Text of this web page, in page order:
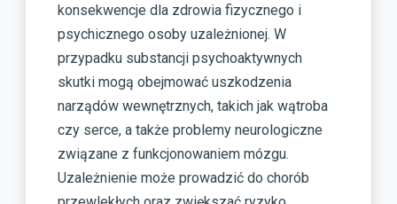
konsekwencje dla zdrowia fizycznego i
psychicznego osoby uzależnionej. W
przypadku substancji psychoaktywnych
skutki mogą obejmować uszkodzenia
narządów wewnętrznych, takich jak wątroba
czy serce, a także problemy neurologiczne
związane z funkcjonowaniem mózgu.
Uzależnienie może prowadzić do chorób